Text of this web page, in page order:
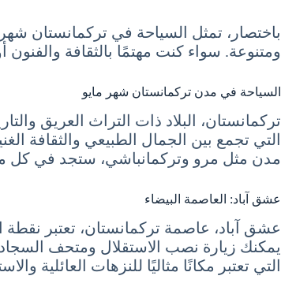
ومتنوعة. سواء كنت مهتمًا بالثقافة
السياحة في مدن تركمانستان شهر مايو
تركمانستان، البلاد ذات التراث العريق
التي تجمع بين الجمال الطبيعي والثقافة
مدن مثل مرو وتركمانباشي، ستجد في كل
عشق آباد: العاصمة البيضاء
عشق آباد، عاصمة تركمانستان، تعتبر نقطة
يمكنك زيارة نصب الاستقلال ومتحف السجاد
التي تعتبر مكانًا مثاليًا للنزهات العائلية